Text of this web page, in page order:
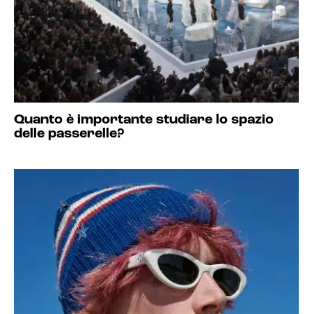
Quanto è importante studiare lo spazio
delle passerelle?